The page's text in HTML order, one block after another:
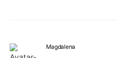
Magdalena